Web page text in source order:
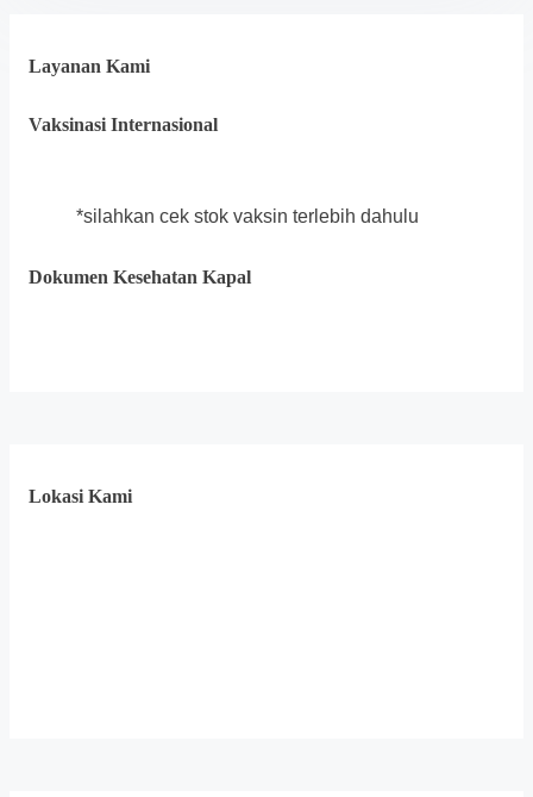
Layanan Kami
Vaksinasi Internasional
*silahkan cek stok vaksin terlebih dahulu
Dokumen Kesehatan Kapal
Lokasi Kami